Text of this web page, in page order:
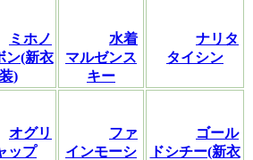
ミホノ
ン(新衣
装)
水着
マルゼンス
キー
ナリタ
タイシン
オグリ
ップ
ファ
インモーシ
ゴール
ドシチー(新衣